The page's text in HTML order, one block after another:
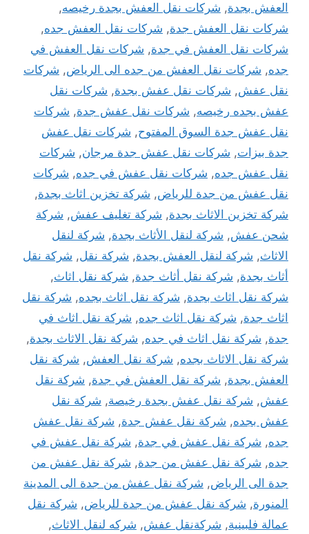
العفش بجدة, شركات نقل العفش بجدة رخيصه,
شركات نقل العفش جدة, شركات نقل العفش جده,
شركات نقل العفش في جدة, شركات نقل العفش في
جده, شركات نقل العفش من جده الى الرياض, شركات
نقل عفش, شركات نقل عفش بجدة, شركات نقل
عفش بجده رخيصه, شركات نقل عفش جدة, شركات
نقل عفش جدة السوق المفتوح, شركات نقل عفش
جدة بيزات, شركات نقل عفش جدة مرجان, شركات
نقل عفش جده, شركات نقل عفش في جده, شركات
نقل عفش من جدة للرياض, شركة تخزين اثاث بجدة,
شركة تخزين الاثاث بجدة, شركة تغليف عفش, شركة
شحن عفش, شركة لنقل الأثاث بجدة, شركة لنقل
الاثاث, شركة لنقل العفش بجدة, شركة نقل, شركة نقل
أثاث بجدة, شركة نقل أثاث جدة, شركة نقل اثاث,
شركة نقل اثاث بجدة, شركة نقل اثاث بجده, شركة نقل
اثاث جدة, شركة نقل اثاث جده, شركة نقل اثاث في
جدة, شركة نقل اثاث في جده, شركة نقل الاثاث بجدة,
شركة نقل الاثاث بجده, شركة نقل العفش, شركة نقل
العفش بجدة, شركة نقل العفش في جدة, شركة نقل
عفش, شركة نقل عفش بجدة رخيصة, شركة نقل
عفش بجده, شركة نقل عفش جدة, شركة نقل عفش
جده, شركة نقل عفش في جدة, شركة نقل عفش في
جده, شركة نقل عفش من جدة, شركة نقل عفش من
جدة الى الرياض, شركة نقل عفش من جدة الى المدينة
المنورة, شركة نقل عفش من جدة للرياض, شركة نقل
عمالة فلبينية, شركةنقل عفش, شركه لنقل الاثاث,